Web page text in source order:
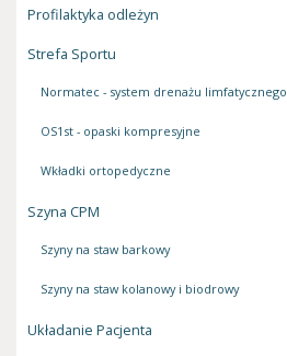
Profilaktyka odleżyn
Strefa Sportu
Normatec - system drenażu limfatycznego
OS1st - opaski kompresyjne
Wkładki ortopedyczne
Szyna CPM
Szyny na staw barkowy
Szyny na staw kolanowy i biodrowy
Układanie Pacjenta